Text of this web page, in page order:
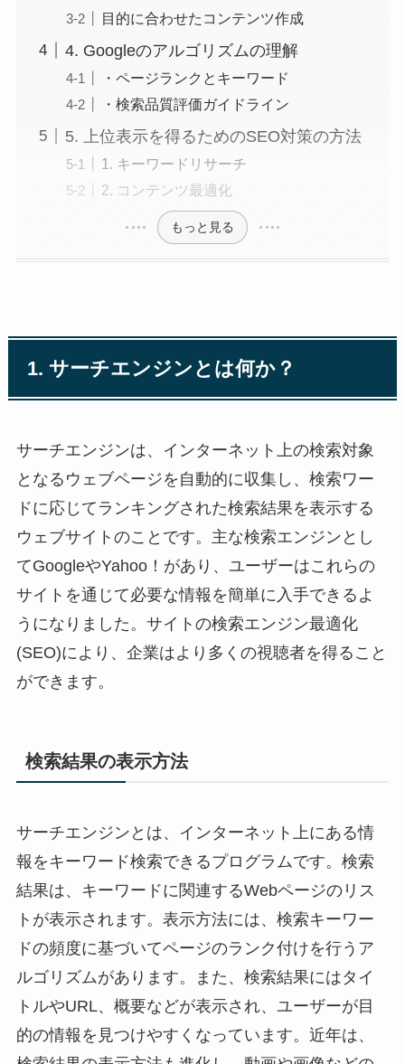
目的に合わせたコンテンツ作成
4. Googleのアルゴリズムの理解
・ページランクとキーワード
・検索品質評価ガイドライン
5. 上位表示を得るためのSEO対策の方法
1. キーワードリサーチ
2. コンテンツ最適化
もっと見る
1. サーチエンジンとは何か？
サーチエンジンは、インターネット上の検索対象
となるウェブページを自動的に収集し、検索ワー
ドに応じてランキングされた検索結果を表示する
ウェブサイトのことです。主な検索エンジンとし
てGoogleやYahoo！があり、ユーザーはこれらの
サイトを通じて必要な情報を簡単に入手できるよ
うになりました。サイトの検索エンジン最適化
(SEO)により、企業はより多くの視聴者を得ること
ができます。
検索結果の表示方法
サーチエンジンとは、インターネット上にある情
報をキーワード検索できるプログラムです。検索
結果は、キーワードに関連するWebページのリス
トが表示されます。表示方法には、検索キーワー
ドの頻度に基づいてページのランク付けを行うア
ルゴリズムがあります。また、検索結果にはタイ
トルやURL、概要などが表示され、ユーザーが目
的の情報を見つけやすくなっています。近年は、